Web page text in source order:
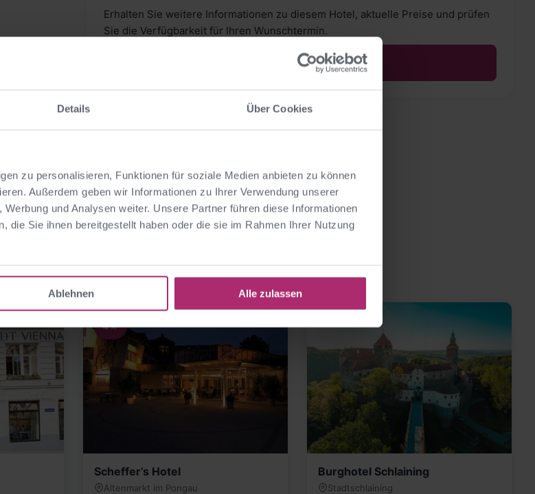
Details Über Cookies
zu personalisieren, Funktionen für soziale Medien anbieten zu können
Außerdem geben wir Informationen zu Ihrer Verwendung unserer
und Analysen weiter. Unsere Partner führen diese Informationen
die Sie ihnen bereitgestellt haben oder die sie im Rahmen Ihrer Nutzung
Ablehnen Alle zulassen
Erhalten Sie weitere Informationen zu diesem Hotel, aktuelle Preise und prüfen
Sie die Verfügbarkeit für Ihren Wunschtermin.
Mehr erfahren
WEITERE OPTIONEN
4★
Scheffer’s Hotel
Altenmarkt im Pongau
Burghotel Schlaining
Stadtschlaining